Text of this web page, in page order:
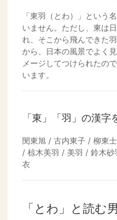
「東羽（とわ）」という
いません。ただし、東は
れ、そこから飛んできた
から、日本の風景でよく
メージしてつけられたの
います。
「東」「羽」の漢字
閔東旭 / 古内東子 / 柳東
/ 椋木美羽 / 美羽 / 鈴木
衣
「とわ」と読む